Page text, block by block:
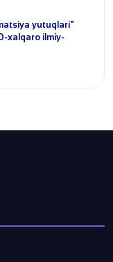
yutuqlari"
xalqaro ilmiy-